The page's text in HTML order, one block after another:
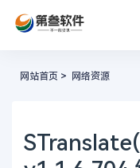
网站首页 > 网络资源